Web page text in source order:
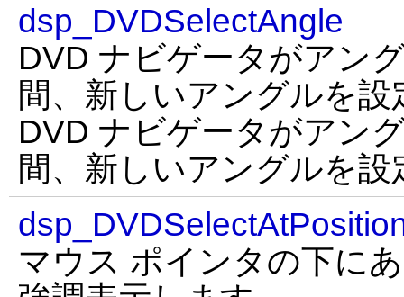
dsp_DVDSelectAngle
DVD ナビゲータがアン
間、新しいアングルを設
DVD ナビゲータがアン
間、新しいアングルを設
マウス ポインタの下に